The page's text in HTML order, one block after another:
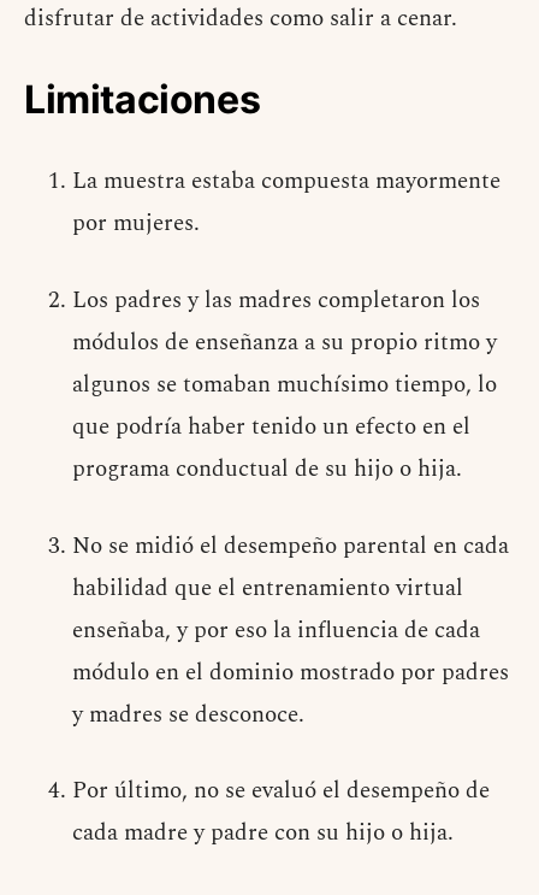
disfrutar de actividades como salir a cenar.
Limitaciones
La muestra estaba compuesta mayormente
por mujeres.
Los padres y las madres completaron los
módulos de enseñanza a su propio ritmo y
algunos se tomaban muchísimo tiempo, lo
que podría haber tenido un efecto en el
programa conductual de su hijo o hija.
No se midió el desempeño parental en cada
habilidad que el entrenamiento virtual
enseñaba, y por eso la influencia de cada
módulo en el dominio mostrado por padres
y madres se desconoce.
Por último, no se evaluó el desempeño de
cada madre y padre con su hijo o hija.